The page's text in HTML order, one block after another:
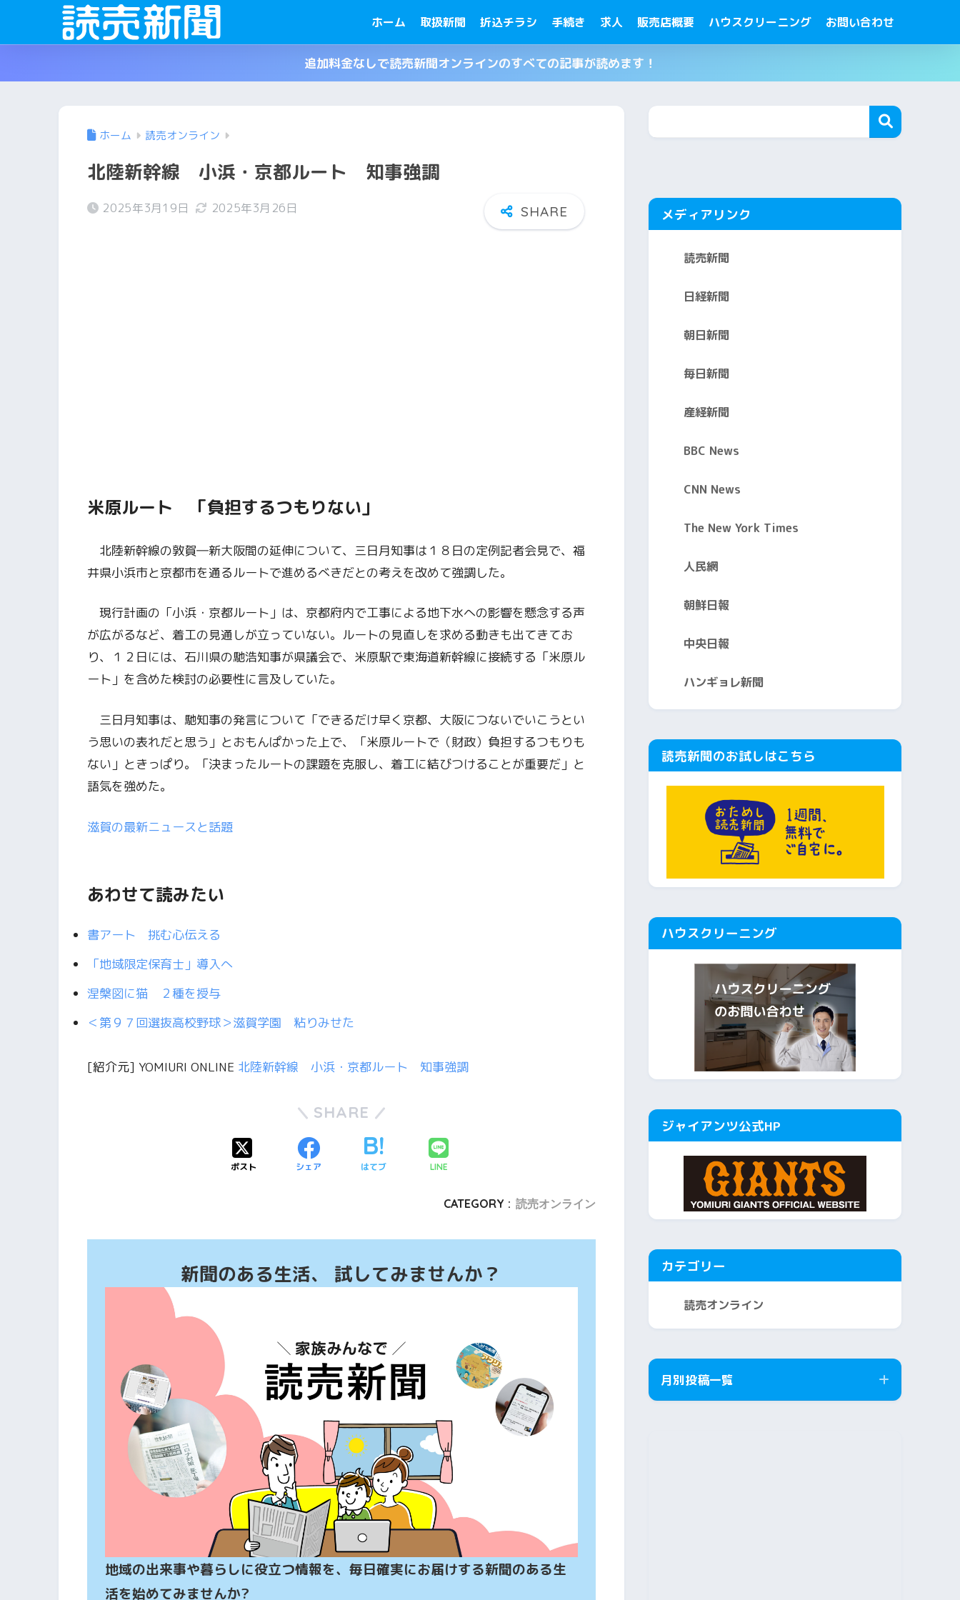
ホーム 取扱新聞 折込チラシ 手続き 求人 販売店概要 ハウスクリーニング お問い合わせ
追加料金なしで読売新聞オンラインのすべての記事が読めます！
ホーム 読売オンライン
北陸新幹線 小浜・京都ルート 知事強調
2025年3月19日 2025年3月26日
米原ルート 「負担するつもりない」
北陸新幹線の敦賀―新大阪間の延伸について、三日月知事は１８日の定例記者会見で、福
井県小浜市と京都市を通るルートで進めるべきだとの考えを改めて強調した。
現行計画の「小浜・京都ルート」は、京都府内で工事による地下水への影響を懸念する声
が広がるなど、着工の見通しが立っていない。ルートの見直しを求める動きも出てきてお
り、１２日には、石川県の馳浩知事が県議会で、米原駅で東海道新幹線に接続する「米原ル
ート」を含めた検討の必要性に言及していた。
三日月知事は、馳知事の発言について「できるだけ早く京都、大阪につないでいこうとい
う思いの表れだと思う」とおもんぱかった上で、「米原ルートで（財政）負担するつもりも
ない」ときっぱり。「決まったルートの課題を克服し、着工に結びつけることが重要だ」と
語気を強めた。
滋賀の最新ニュースと話題
あわせて読みたい
書アート 挑む心伝える
「地域限定保育士」導入へ
涅槃図に猫 ２種を授与
＜第９７回選抜高校野球＞滋賀学園 粘りみせた
[紹介元] YOMIURI ONLINE 北陸新幹線 小浜・京都ルート 知事強調
SHARE
ポスト シェア はてブ LINE
CATEGORY : 読売オンライン
新聞のある生活、 試してみませんか？
地域の出来事や暮らしに役立つ情報を、毎日確実にお届けする新聞のある生
活を始めてみませんか?
メディアリンク
読売新聞
日経新聞
朝日新聞
毎日新聞
産経新聞
BBC News
CNN News
The New York Times
人民網
朝鮮日報
中央日報
ハンギョレ新聞
読売新聞のお試しはこちら
ハウスクリーニング
ジャイアンツ公式HP
カテゴリー
読売オンライン
月別投稿一覧